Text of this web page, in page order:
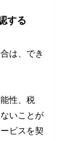
する
は、でき
性、税
いことが
ビスを契